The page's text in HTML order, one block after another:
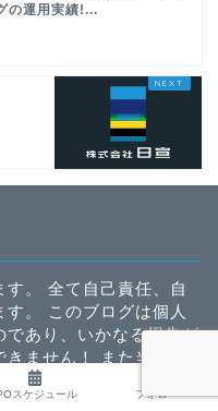
の運用実績!...
。 全て自己責任、自
。 このブログは個人
であり、いかなる損失が
ません！ また当ブロ
号資産のことを指しま
スケジュール フォロー